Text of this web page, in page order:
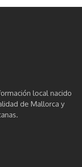
local nacido
de Mallorca y